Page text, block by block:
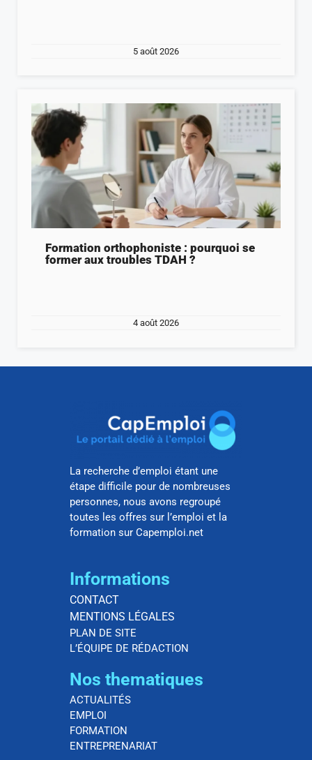
5 août 2026
Formation orthophoniste : pourquoi se
former aux troubles TDAH ?
4 août 2026
La recherche d’emploi étant une
étape difficile pour de nombreuses
personnes, nous avons regroupé
toutes les offres sur l’emploi et la
formation sur Capemploi.net
Informations
CONTACT
MENTIONS LÉGALES
PLAN DE SITE
L’ÉQUIPE DE RÉDACTION
Nos thematiques
ACTUALITÉS
EMPLOI
FORMATION
ENTREPRENARIAT